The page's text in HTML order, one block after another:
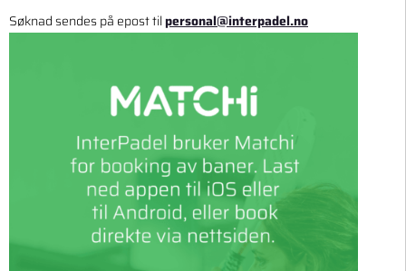
Søknad sendes på epost tilpersonal@interpadel.no